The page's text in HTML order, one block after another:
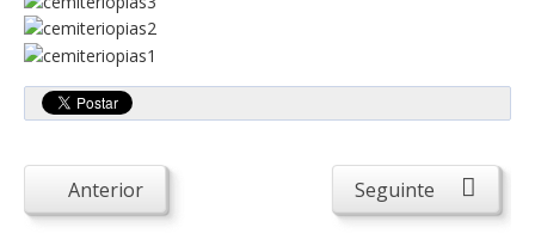
Atendimento ao Público
Biblioteca Online FZZ
Plantas PDM Online
Regulamentos em Vigor
Requerimentos em Vigor
Anterior Seguinte